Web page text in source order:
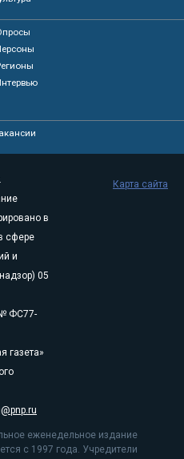
в
сфере
и
05
№ ФС77-
газета»
еженедельное издание
с 1997 года. Учредители
Карта сайта